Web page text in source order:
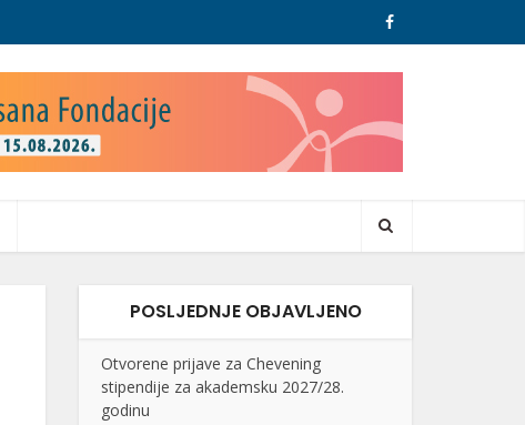
POSLJEDNJE OBJAVLJENO
Otvorene prijave za Chevening
stipendije za akademsku 2027/28.
godinu